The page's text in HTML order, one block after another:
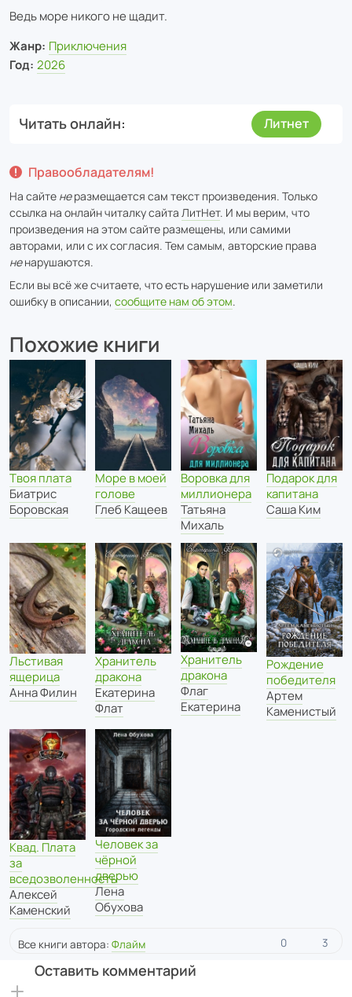
Ведь море никого не щадит.
Жанр: Приключения
Год: 2026
Читать онлайн Литнет
Правообладателям!
На сайте неразмещается сам текст произведения. Только
ссылка на онлайн читалку сайта ЛитНет. И мы верим, что
произведения на этом сайте размещены, или самими
авторами, или с их согласия. Тем самым, авторские права
ненарушаются.
Если вы всё же считаете, что есть нарушение или заметили
ошибку в описании, сообщите нам об этом.
Похожие книги
Твоя плата
Биатрис
Боровская
Море в моей
голове
Глеб Кащеев
Воровка для
миллионера
Татьяна
Михаль
Подарок для
капитана
Саша Ким
Льстивая
ящерица
Анна Филин
Хранитель
дракона
Екатерина
Флат
Хранитель
дракона
Флаг
Екатерина
Рождение
победителя
Артем
Каменистый
Квад. Плата
за
вседозволенность
Алексей
Каменский
Человек за
чёрной
дверью
Лена
Обухова
Все книги автора: Флайм 0 3
Оставить комментарий